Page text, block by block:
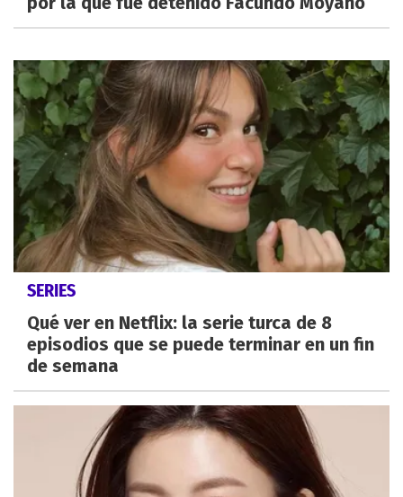
SERIES
Qué ver en Netflix: la serie turca de 8
episodios que se puede terminar en un fin
de semana